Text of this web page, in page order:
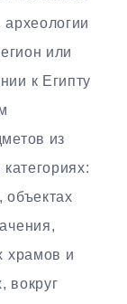
или
к Египту
из
объектах
храмов и
вокруг